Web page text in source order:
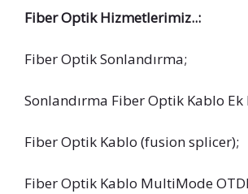
Fiber Optik Hizmetlerimiz..:
Fiber Optik Sonlandırma;
Sonlandırma Fiber Optik Kablo Ek
Fiber Optik Kablo (fusion splicer);
Fiber Optik Kablo MultiMode